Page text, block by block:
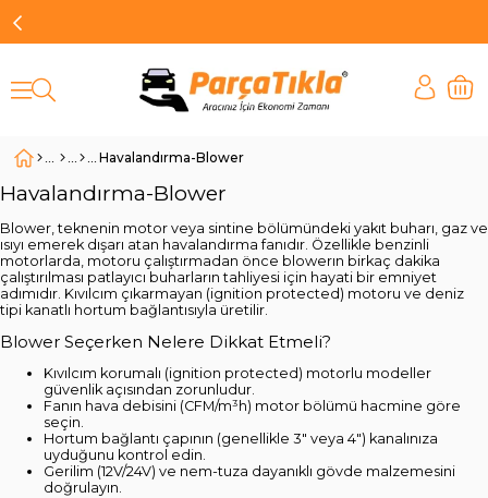
Havalandırma-Blower
Havalandırma-Blower
Blower, teknenin motor veya sintine bölümündeki yakıt buharı, gaz ve
ısıyı emerek dışarı atan havalandırma fanıdır. Özellikle benzinli
motorlarda, motoru çalıştırmadan önce blowerın birkaç dakika
çalıştırılması patlayıcı buharların tahliyesi için hayati bir emniyet
adımıdır. Kıvılcım çıkarmayan (ignition protected) motoru ve deniz
tipi kanatlı hortum bağlantısıyla üretilir.
Blower Seçerken Nelere Dikkat Etmeli?
Kıvılcım korumalı (ignition protected) motorlu modeller
güvenlik açısından zorunludur.
Fanın hava debisini (CFM/m³h) motor bölümü hacmine göre
seçin.
Hortum bağlantı çapının (genellikle 3" veya 4") kanalınıza
uyduğunu kontrol edin.
Gerilim (12V/24V) ve nem-tuza dayanıklı gövde malzemesini
doğrulayın.